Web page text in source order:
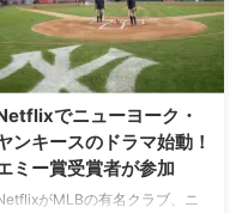
ンネル」にて、8月11日の山の
日に合わせた特別編成「山が舞台
のアクション特集」が放送され
。 8月11日「山の日」に注目の
岳アクション2作品を特別編成
今回の特集では、米陸軍特殊部隊
出身の保安官が山岳地帯の町で起
る難事件に挑む全米大ヒット作
ブルーリッジ 山岳捜査網』が
でニューヨーク・
ンキースのドラマ始動！
ミー賞受賞者が参加
がMLBの有名クラブ、ニ